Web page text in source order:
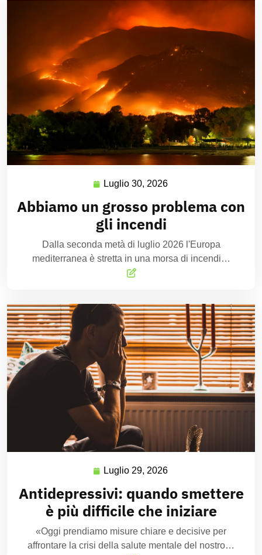
Luglio 30, 2026
Abbiamo un grosso problema con
gli incendi
Dalla seconda metà di luglio 2026 l'Europa
mediterranea è stretta in una morsa di incendi…
Luglio 29, 2026
Antidepressivi: quando smettere
è più difficile che iniziare
«Oggi prendiamo misure chiare e decisive per
affrontare la crisi della salute mentale del nostro…